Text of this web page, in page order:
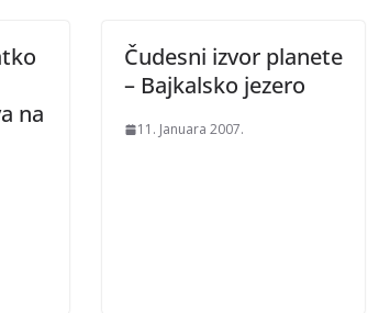
na
Čudesni izvor planete
– Bajkalsko jezero
11. Januara 2007.